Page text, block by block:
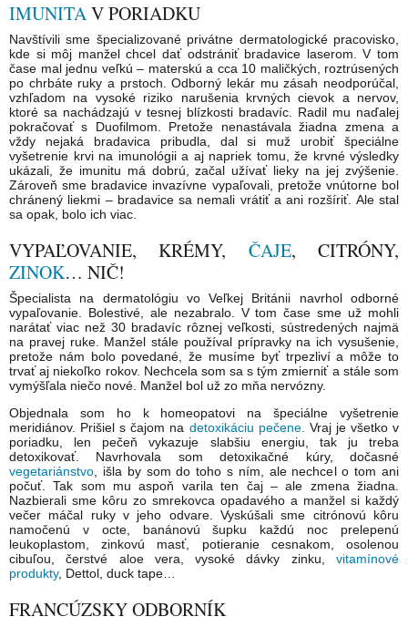
IMUNITAV PORIADKU
Navštívili sme špecializované privátne dermatologické pracovisko,
kde si môj manžel chcel dať odstrániť bradavice laserom. V tom
čase mal jednu veľkú – materskú a cca 10 maličkých, roztrúsených
po chrbáte ruky a prstoch. Odborný lekár mu zásah neodporúčal,
vzhľadom na vysoké riziko narušenia krvných cievok a nervov,
ktoré sa nachádzajú v tesnej blízkosti bradavíc. Radil mu naďalej
pokračovať s Duofilmom. Pretože nenastávala žiadna zmena a
vždy nejaká bradavica pribudla, dal si muž urobiť špeciálne
vyšetrenie krvi na imunológii a aj napriek tomu, že krvné výsledky
ukázali, že imunitu má dobrú, začal užívať lieky na jej zvýšenie.
Zároveň sme bradavice invazívne vypaľovali, pretože vnútorne bol
chránený liekmi – bradavice sa nemali vrátiť a ani rozšíriť. Ale stal
sa opak, bolo ich viac.
VYPAĽOVANIE, KRÉMY, ČAJE, CITRÓNY,
ZINOK… NIČ!
Špecialista na dermatológiu vo Veľkej Británii navrhol odborné
vypaľovanie. Bolestivé, ale nezabralo. V tom čase sme už mohli
narátať viac než 30 bradavíc rôznej veľkosti, sústredených najmä
na pravej ruke. Manžel stále používal prípravky na ich vysušenie,
pretože nám bolo povedané, že musíme byť trpezliví a môže to
trvať aj niekoľko rokov. Nechcela som sa s tým zmierniť a stále som
vymýšľala niečo nové. Manžel bol už zo mňa nervózny.
Objednala som ho k homeopatovi na špeciálne vyšetrenie
meridiánov. Prišiel s čajom na detoxikáciu pečene. Vraj je všetko v
poriadku, len pečeň vykazuje slabšiu energiu, tak ju treba
detoxikovať. Navrhovala som detoxikačné kúry, dočasné
vegetariánstvo , išla by som do toho s ním, ale nechcel o tom ani
počuť. Tak som mu aspoň varila ten čaj – ale zmena žiadna.
Nazbierali sme kôru zo smrekovca opadavého a manžel si každý
večer máčal ruky v jeho odvare. Vyskúšali sme citrónovú kôru
namočenú v octe, banánovú šupku každú noc prelepenú
leukoplastom, zinkovú masť, potieranie cesnakom, osolenou
cibuľou, čerstvé aloe vera, vysoké dávky zinku, vitamínové
produkty, Dettol, duck tape…
FRANCÚZSKY ODBORNÍK